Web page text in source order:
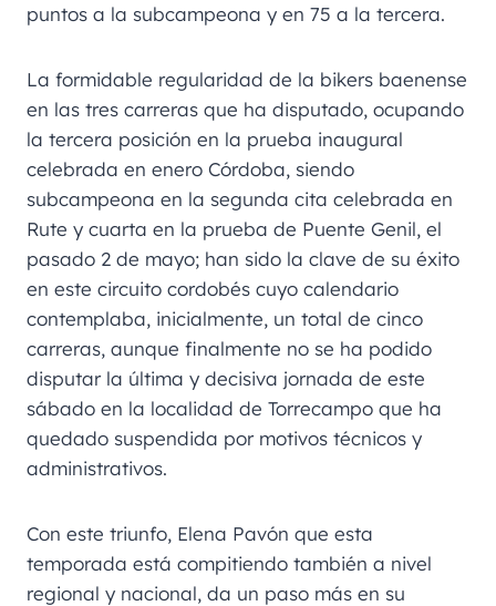
puntos a la subcampeona y en 75 a la tercera.
La formidable regularidad de la bikers baenense
en las tres carreras que ha disputado, ocupando
la tercera posición en la prueba inaugural
celebrada en enero Córdoba, siendo
subcampeona en la segunda cita celebrada en
Rute y cuarta en la prueba de Puente Genil, el
pasado 2 de mayo; han sido la clave de su éxito
en este circuito cordobés cuyo calendario
contemplaba, inicialmente, un total de cinco
carreras, aunque finalmente no se ha podido
disputar la última y decisiva jornada de este
sábado en la localidad de Torrecampo que ha
quedado suspendida por motivos técnicos y
administrativos.
Con este triunfo, Elena Pavón que esta
temporada está compitiendo también a nivel
regional y nacional, da un paso más en su